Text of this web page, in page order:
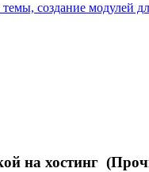
создание модулей
на хостинг